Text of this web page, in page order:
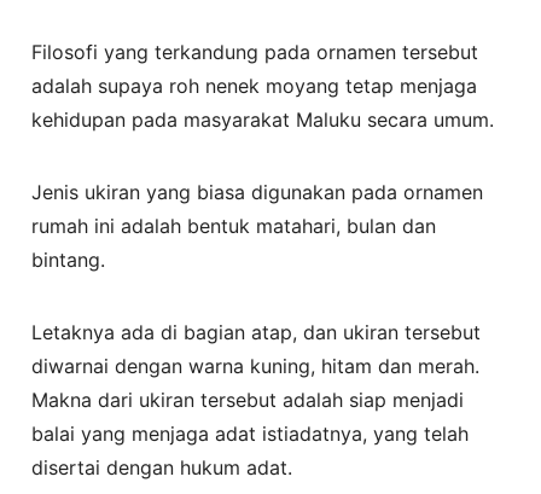
Filosofi yang terkandung pada ornamen tersebut
adalah supaya roh nenek moyang tetap menjaga
kehidupan pada masyarakat Maluku secara umum.
Jenis ukiran yang biasa digunakan pada ornamen
rumah ini adalah bentuk matahari, bulan dan
bintang.
Letaknya ada di bagian atap, dan ukiran tersebut
diwarnai dengan warna kuning, hitam dan merah.
Makna dari ukiran tersebut adalah siap menjadi
balai yang menjaga adat istiadatnya, yang telah
disertai dengan hukum adat.